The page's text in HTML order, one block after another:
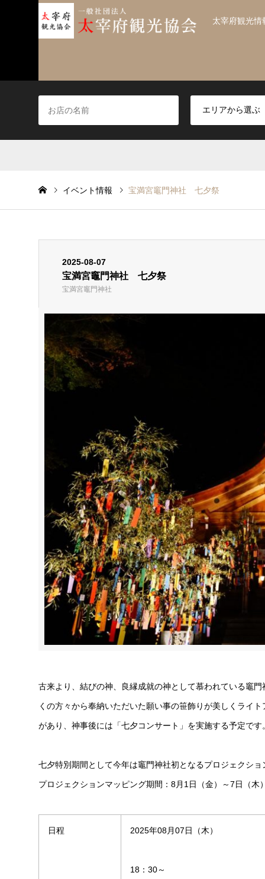
太宰府観光情
イベント情報 宝満宮竈門神社 七夕祭
2025-08-07
宝満宮竈門神社 七夕祭
宝満宮竈門神社
古来より、結びの神、良縁成就の神として慕われている竈
くの方々から奉納いただいた願い事の笹飾りが美しくライ
があり、神事後には「七夕コンサート」を実施する予定で
七夕特別期間として今年は竈門神社初となるプロジェクシ
プロジェクションマッピング期間：8月1日（金）～7日（
日程 2025年08月07日（木）
18：30～